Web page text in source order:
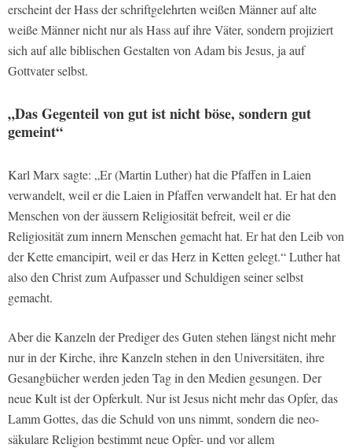
erscheint der Hass der schriftgelehrten weißen Männer auf alte
weiße Männer nicht nur als Hass auf ihre Väter, sondern projiziert
sich auf alle biblischen Gestalten von Adam bis Jesus, ja auf
Gottvater selbst.
„Das Gegenteil von gut ist nicht böse, sondern gut
gemeint“
Karl Marx sagte: „Er (Martin Luther) hat die Pfaffen in Laien
verwandelt, weil er die Laien in Pfaffen verwandelt hat. Er hat den
Menschen von der äussern Religiosität befreit, weil er die
Religiosität zum innern Menschen gemacht hat. Er hat den Leib von
der Kette emancipirt, weil er das Herz in Ketten gelegt.“ Luther hat
also den Christ zum Aufpasser und Schuldigen seiner selbst
gemacht.
Aber die Kanzeln der Prediger des Guten stehen längst nicht mehr
nur in der Kirche, ihre Kanzeln stehen in den Universitäten, ihre
Gesangbücher werden jeden Tag in den Medien gesungen. Der
neue Kult ist der Opferkult. Nur ist Jesus nicht mehr das Opfer, das
Lamm Gottes, das die Schuld von uns nimmt, sondern die neo-
säkulare Religion bestimmt neue Opfer- und vor allem